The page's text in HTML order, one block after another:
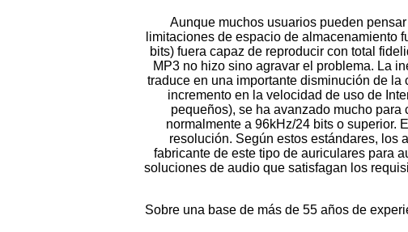
Aunque muchos usuarios pueden
limitaciones de espacio de almacenamiento
bits) fuera capaz de reproducir con total
MP3 no hizo sino agravar el problema. La
traduce en una importante disminución de
incremento en la velocidad de uso de
pequeños), se ha avanzado mucho
normalmente a 96kHz/24 bits o superior.
resolución. Según estos estándares, los
fabricante de este tipo de auriculares para
soluciones de audio que satisfagan los
Sobre una base de más de 55 años de